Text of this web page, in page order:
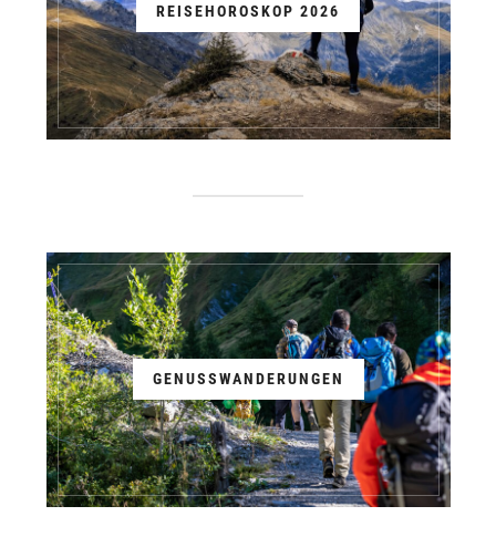
REISEHOROSKOP 2026
GENUSSWANDERUNGEN